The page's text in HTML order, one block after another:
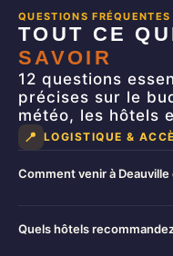
QUESTIONS FRÉQUENTES
TOUT CE
SAVOIR
12 questions
précises sur le
météo, les hôtels
📍 LOGISTIQUE &
Comment venir à
jusqu'à la gare de
Quels hôtels